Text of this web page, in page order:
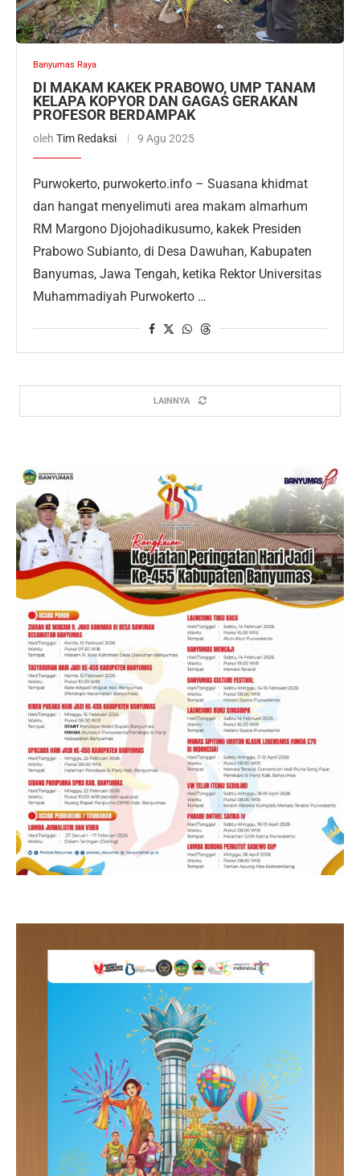
Banyumas Raya
DI MAKAM KAKEK PRABOWO, UMP TANAM
KELAPA KOPYOR DAN GAGAS GERAKAN
PROFESOR BERDAMPAK
oleh Tim Redaksi 9 Agu 2025
Purwokerto, purwokerto.info – Suasana khidmat
dan hangat menyelimuti area makam almarhum
RM Margono Djojohadikusumo, kakek Presiden
Prabowo Subianto, di Desa Dawuhan, Kabupaten
Banyumas, Jawa Tengah, ketika Rektor Universitas
Muhammadiyah Purwokerto …
LAINNYA